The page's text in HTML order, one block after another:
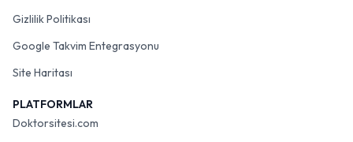
Gizlilik Politikası
Google Takvim Entegrasyonu
Site Haritası
PLATFORMLAR
Doktorsitesi.com